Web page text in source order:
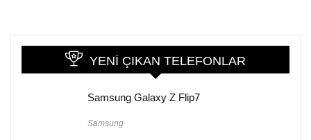
YENI ÇIKAN TELEFONLAR
Samsung Galaxy Z Flip7
Samsung